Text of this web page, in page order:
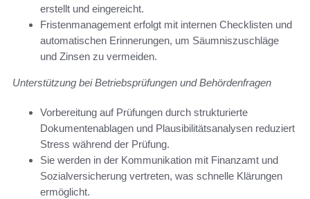
erstellt und eingereicht.
Fristenmanagement erfolgt mit internen Checklisten und
automatischen Erinnerungen, um Säumniszuschläge
und Zinsen zu vermeiden.
Unterstützung bei Betriebsprüfungen und Behördenfragen
Vorbereitung auf Prüfungen durch strukturierte
Dokumentenablagen und Plausibilitätsanalysen reduziert
Stress während der Prüfung.
Sie werden in der Kommunikation mit Finanzamt und
Sozialversicherung vertreten, was schnelle Klärungen
ermöglicht.